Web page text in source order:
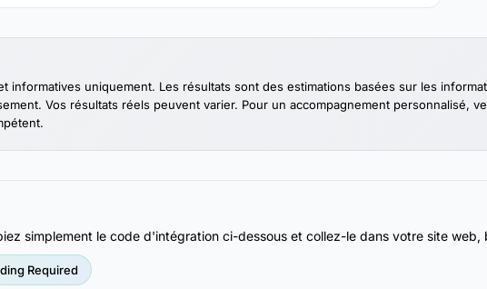
informatives uniquement. Les résultats sont des estimations basées sur les
Vos résultats réels peuvent varier. Pour un accompagnement personnalisé,
simplement le code d'intégration ci-dessous et collez-le dans votre site
Required